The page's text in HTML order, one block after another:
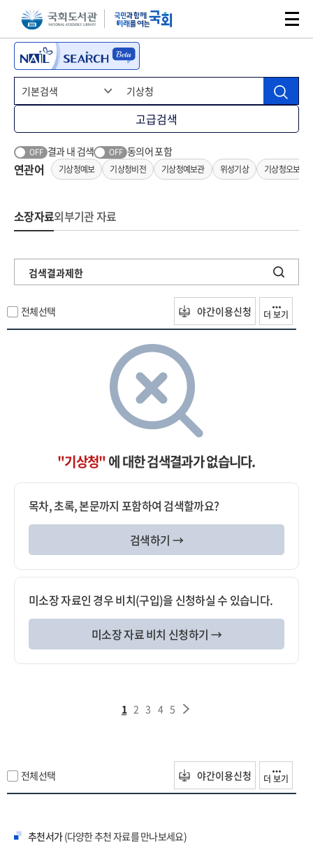
본문 바로가기주메뉴 바로가기
고급검색
OFF 결과 내 검색 OFF 동의어 포함
연관어 기상청예보 기상청비전 기상청예보관 위성기상 기상청오보
소장자료외부기관 자료
검색결과제한
전체선택 야간이용신청 더 보기
"기상청"에 대한 검색결과가 없습니다.
목차, 초록, 본문까지 포함하여 검색할까요?
검색하기 →
미소장 자료인 경우 비치(구입)을 신청하실 수 있습니다.
미소장 자료 비치 신청하기 →
1 2 3 4 5
전체선택 야간이용신청 더 보기
추천서가(다양한 추천 자료를 만나보세요)